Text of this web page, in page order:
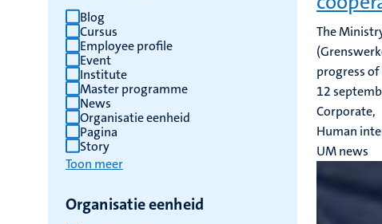
Blog
Cursus
Employee profile
Event
Institute
Master programme
News
Organisatie eenheid
Pagina
Story
Toon meer
Organisatie eenheid
The
progress
12
Corporate,
Human
UM news